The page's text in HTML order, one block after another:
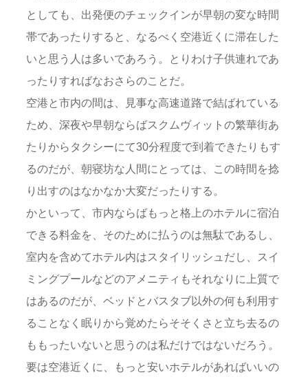
としても、出発便のチェックインが早朝の変な時間
帯であったりすると、なるべく空港近くに滞在した
いと思う人は多いであろう。とりわけ子供連れであ
ったりすればなおさらのことだ。
空港と市内の間は、見事な高速道路で結ばれている
ため、深夜や早朝ならばスクムヴィットの繁華街あ
たりからタクシーにて30分程度で到着できたりもす
るのだが、朝寝坊な人間にとっては、この時間を捻
り出すのはなかなか大変だったりする。
かといって、市内ならばもっと格上のホテルに宿泊
できる料金を、そのために払うのは無駄であるし、
室内を含めてホテル内はスタイリッシュだし、スイ
ミングプールなどのアメニティもそれなりに上質で
はあるのだが、ベッドとバスタブ以外の何も利用す
ることなく眠りから覚めたらそそくさと立ち去るの
ももったいないと思うのは私だけではないだろう。
要は空港近くに、もっと安いホテルがあればいいの